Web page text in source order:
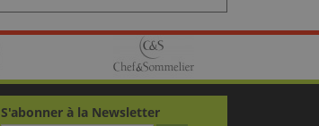
S'abonner à la Newsletter